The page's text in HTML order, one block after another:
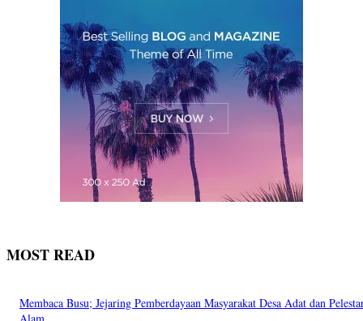
MOST READ
Membaca Busu; Jejaring Pemberdayaan Masyarakat Desa Adat dan